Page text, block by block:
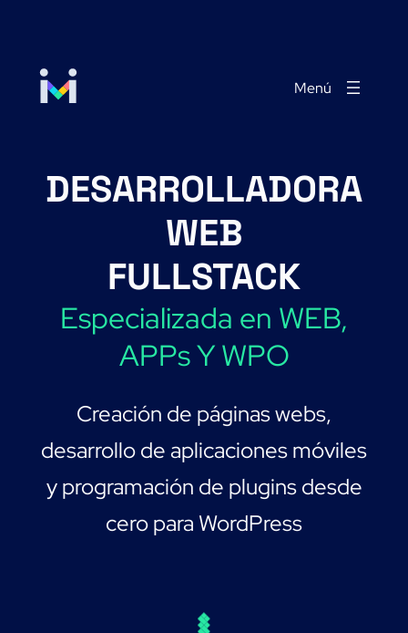
contenido
DESARROLLADORA
WEB
FULLSTACK
Especializada en WEB,
APPs Y WPO
Creación de páginas webs,
desarrollo de aplicaciones móviles
y programación de plugins desde
cero para WordPress